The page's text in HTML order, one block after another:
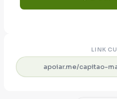
espaço para uma
propósito é grande.
Se tu acredita nessa
LINK
apoiar.me/capitao-